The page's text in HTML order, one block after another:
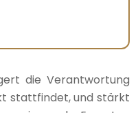
die Verantwortung
stattfindet, und stärkt